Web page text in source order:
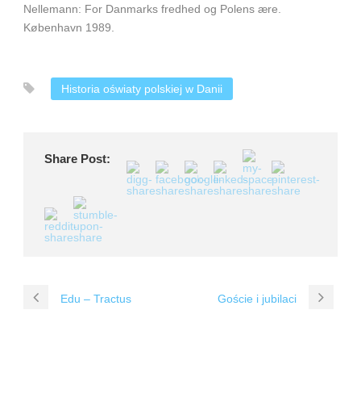
Nellemann: For Danmarks fredhed og Polens ære.
København 1989.
Historia oświaty polskiej w Danii
Share Post:
Edu – Tractus Goście i jubilaci